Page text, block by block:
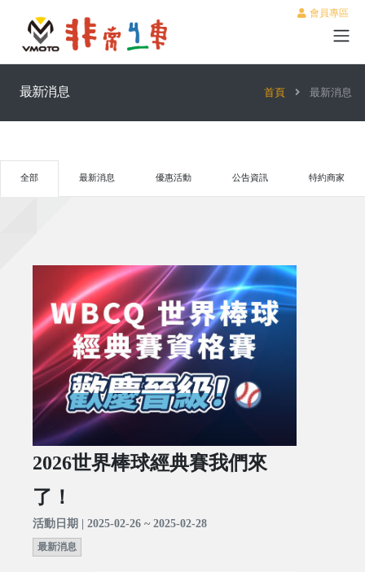
會員專區
最新消息 首頁 最新消息
全部 最新消息 優惠活動 公告資訊 特約商家
2026世界棒球經典賽我們來
了！
活動日期 | 2025-02-26 ~ 2025-02-28
最新消息